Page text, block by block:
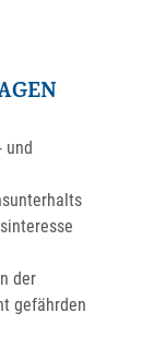
und
der
gefährden